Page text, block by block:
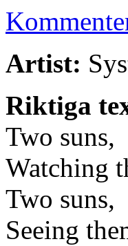
Artist:
Riktiga
Two suns,
Watching
Two suns,
Seeing